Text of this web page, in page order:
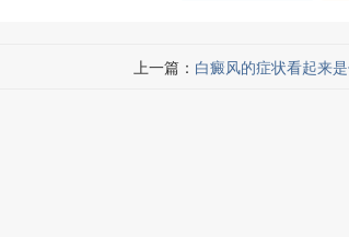
上一篇： 白癜风的症状看起来